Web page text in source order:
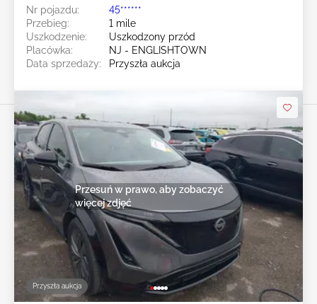
Nr pojazdu:
45******
Przebieg:
1 mile
Uszkodzenie:
Uszkodzony przód
Placówka:
NJ - ENGLISHTOWN
Data sprzedaży:
Przyszła aukcja
Przyszła aukcja
Przesuń w prawo, aby zobaczyć
więcej zdjęć